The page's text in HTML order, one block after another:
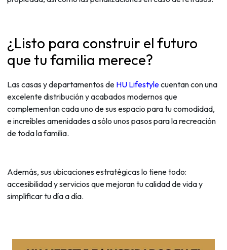
¿Listo para construir el futuro
que tu familia merece?
Las casas y departamentos de HU Lifestylecuentan con una
excelente distribución y acabados modernos que
complementan cada uno de sus espacio para tu comodidad,
e increíbles amenidades a sólo unos pasos para la recreación
de toda la familia.
Además, sus ubicaciones estratégicas lo tiene todo:
accesibilidad y servicios que mejoran tu calidad de vida y
simplificar tu día a día.